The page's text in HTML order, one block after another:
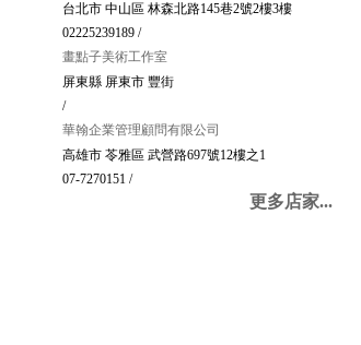
台北市 中山區 林森北路145巷2號2樓3樓
02225239189 /
畫點子美術工作室
屏東縣 屏東市 豐街
/
華翰企業管理顧問有限公司
高雄市 苓雅區 武營路697號12樓之1
07-7270151 /
更多店家...